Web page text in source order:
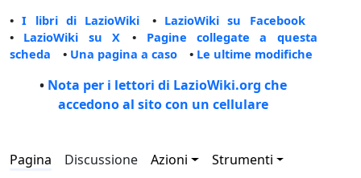
•I libri di LazioWiki • LazioWiki su Facebook
• LazioWiki su X • Pagine collegate a questa
scheda • Una pagina a caso • Le ultime modifiche
• Nota per i lettori di LazioWiki.org che
accedono al sito con un cellulare
Pagina Discussione Azioni Strumenti